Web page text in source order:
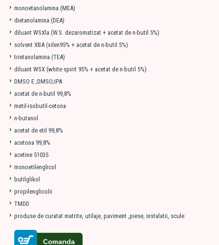
monoetanolamina (MEA)
dietanolamina (DEA)
diluant WSXla (W.S. dezaromatizat + acetat de n-butil 5%)
solvent XBA (xilen95% + acetat de n-butil 5%)
trietanolamina (TEA)
diluant WSX (white spirit 95% + acetat de n-butil 5%)
DMSO E ;DMSO;IPA
acetat de n-butil 99,8%
metil-isobutil-cetona
n-butanol
acetat de etil 99,8%
acetona 99,8%
acetine 51035
monoetilenglicol
butilglikol
propilenglicolii
TMDD
produse de curatat matrite, utilaje, paviment ,piese, instalatii, scule